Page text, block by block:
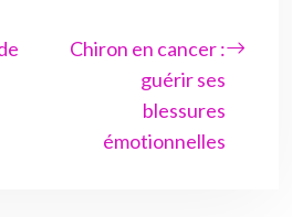
Chiron en cancer :
guérir ses
blessures
émotionnelles